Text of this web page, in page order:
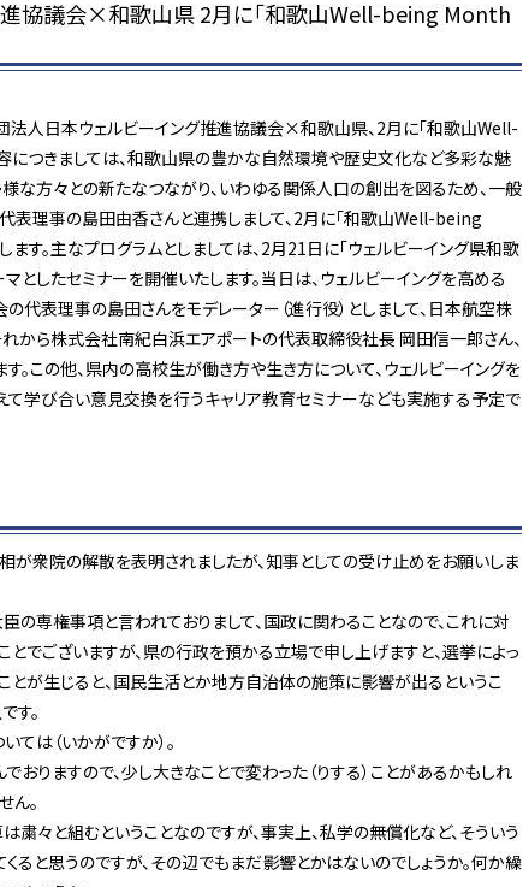
進協議会×和歌山県 2月に「和歌山Well-being Month
法人日本ウェルビーイング推進協議会×和歌山県、2月に「和歌山Well-
につきましては、和歌山県の豊かな自然環境や歴史文化など多彩な魅
な方々との新たなつながり、いわゆる関係人口の創出を図るため、一般
表理事の島田由香さんと連携しまして、2月に「和歌山Well-being
す。主なプログラムとしましては、2月21日に「ウェルビーイング県和歌
としたセミナーを開催いたします。当日は、ウェルビーイングを高める
代表理事の島田さんをモデレーター（進行役）としまして、日本航空株
から株式会社南紀白浜エアポートの代表取締役社長 岡田信一郎さん、
。この他、県内の高校生が働き方や生き方について、ウェルビーイングを
学び合い意見交換を行うキャリア教育セミナーなども実施する予定で
が衆院の解散を表明されましたが、知事としての受け止めをお願いしま
の専権事項と言われておりまして、国政に関わることなので、これに対
とでございますが、県の行政を預かる立場で申し上げますと、選挙によっ
が生じると、国民生活とか地方自治体の施策に影響が出るというこ
す。
は（いかがですか）。
りますので、少し大きなことで変わった（りする）ことがあるかもしれ
ん。
粛々と組むということなのですが、事実上、私学の無償化など、そういう
ると思うのですが、その辺でもまだ影響とかはないのでしょうか。何か繰